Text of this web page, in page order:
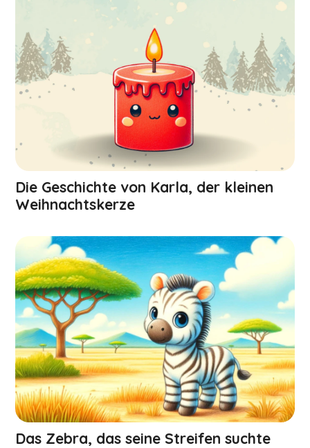
Die Geschichte von Karla, der kleinen
Weihnachts­kerze
Das Zebra, das seine Streifen suchte